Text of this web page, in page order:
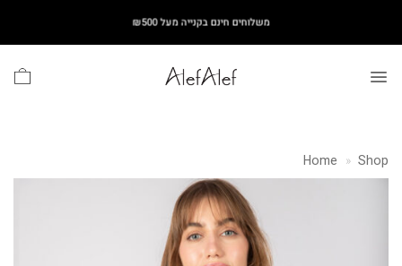
content
משלוחים חינם בקנייה מעל ₪500
Home » Shop